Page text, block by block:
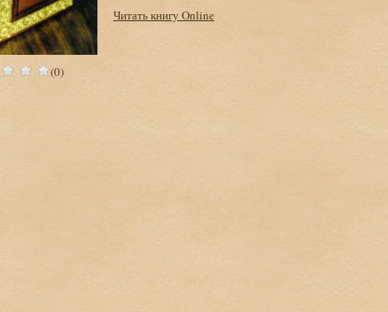
(0)
Читать книгу Online